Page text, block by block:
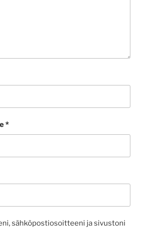
*
sähköpostiosoitteeni ja sivustoni